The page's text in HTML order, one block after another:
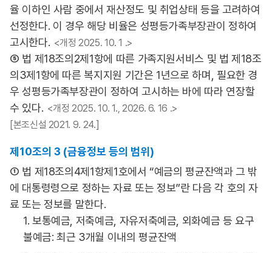
율 이하인 사람 중에서 재산정도 및 취업상태 등을 고려하여
선정한다. 이 경우 해당 비율은 성평등가족부장관이 정하여
고시한다. <개정 2025. 10. 1 .>
⑤ 법 제18조의2제1항에 따른 가족지원서비스 및 법 제18조
의3제1항에 따른 복지지원 기간은 1년으로 하며, 필요한 경
우 성평등가족부장관이 정하여 고시하는 바에 따라 연장할
수 있다. <개정 2025. 10. 1., 2026. 6. 16 .>
[본조신설 2021. 9. 24.]
제10조의 3 (금융정보 등의 범위)
① 법 제18조의4제1항제1호에서 “예금의 평균잔액과 그 밖
에 대통령령으로 정하는 자료 또는 정보”란 다음 각 호의 자
료 또는 정보를 말한다.
1. 보통예금, 저축예금, 자유저축예금, 외화예금 등 요구
불예금: 최근 3개월 이내의 평균잔액